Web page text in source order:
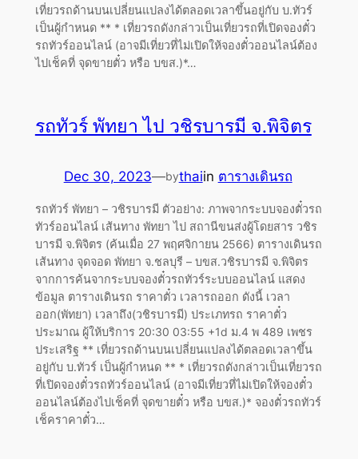
เที่ยวรถด้านบนเปลี่ยนแปลงได้ตลอดเวลาขึ้นอยู่กับ บ.ทัวร์
เป็นผู้กำหนด ** * เที่ยวรถดังกล่าวเป็นเที่ยวรถที่เปิดจองตั๋ว
รถทัวร์ออนไลน์ (อาจมีเที่ยวที่ไม่เปิดให้จองตั๋วออนไลน์ต้อง
ไปเช็คที่ จุดขายตั๋ว หรือ บขส.)*…
รถทัวร์ พัทยา ไป วชิรบารมี จ.พิจิตร
Dec 30, 2023—bythaiin ตารางเดินรถ
รถทัวร์ พัทยา – วชิรบารมี ตัวอย่าง: ภาพจากระบบจองตั๋วรถ
ทัวร์ออนไลน์ เส้นทาง พัทยา ไป สถานีขนส่งผู้โดยสาร วชิร
บารมี จ.พิจิตร (ค้นเมื่อ 27 พฤศจิกายน 2566) ตารางเดินรถ
เส้นทาง จุดจอด พัทยา จ.ชลบุรี – บขส.วชิรบารมี จ.พิจิตร
จากการค้นจากระบบจองตั๋วรถทัวร์ระบบออนไลน์ แสดง
ข้อมูล ตารางเดินรถ ราคาตั๋ว เวลารถออก ดังนี้ เวลา
ออก(พัทยา) เวลาถึง(วชิรบารมี) ประเภทรถ ราคาตั๋ว
ประมาณ ผู้ให้บริการ 20:30 03:55 +1d ม.4 พ 489 เพชร
ประเสริฐ ** เที่ยวรถด้านบนเปลี่ยนแปลงได้ตลอดเวลาขึ้น
อยู่กับ บ.ทัวร์ เป็นผู้กำหนด ** * เที่ยวรถดังกล่าวเป็นเที่ยวรถ
ที่เปิดจองตั๋วรถทัวร์ออนไลน์ (อาจมีเที่ยวที่ไม่เปิดให้จองตั๋ว
ออนไลน์ต้องไปเช็คที่ จุดขายตั๋ว หรือ บขส.)* จองตั๋วรถทัวร์
เช็คราคาตั๋ว…